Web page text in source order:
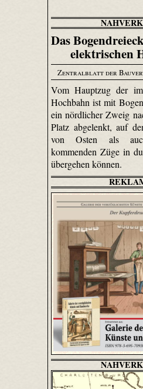
Das
elektrischen
Zentralblatt der
Vom Hauptzug der
Hochbahn ist mit
ein nördlicher Zweig
Platz abgelenkt, auf
von Osten als
kommenden Züge in
übergehen können.